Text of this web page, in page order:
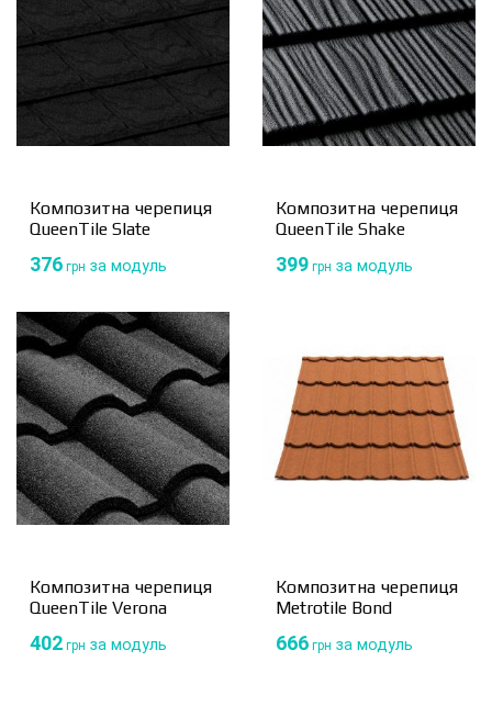
Композитна черепиця
QueenTile Slate
376 грн за модуль
Композитна черепиця
QueenTile Shake
399 грн за модуль
Композитна черепиця
QueenTile Verona
402 грн за модуль
Композитна черепиця
Metrotile Bond
666 грн за модуль